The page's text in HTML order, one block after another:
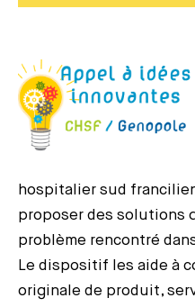
hospitalier sud
proposer des solutions
problème rencontré
Le dispositif les aide à
originale de produit,